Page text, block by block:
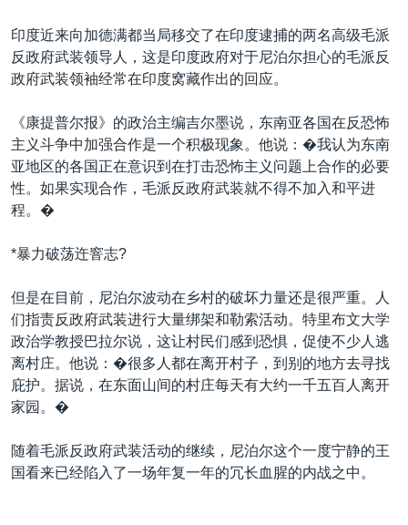
印度近来向加德满都当局移交了在印度逮捕的两名高级毛派
反政府武装领导人，这是印度政府对于尼泊尔担心的毛派反
政府武装领袖经常在印度窝藏作出的回应。
《康提普尔报》的政治主编吉尔墨说，东南亚各国在反恐怖
主义斗争中加强合作是一个积极现象。他说：�我认为东南
亚地区的各国正在意识到在打击恐怖主义问题上合作的必要
性。如果实现合作，毛派反政府武装就不得不加入和平进
程。�
*暴力破荡迕窨志?
但是在目前，尼泊尔波动在乡村的破坏力量还是很严重。人
们指责反政府武装进行大量绑架和勒索活动。特里布文大学
政治学教授巴拉尔说，这让村民们感到恐惧，促使不少人逃
离村庄。他说：�很多人都在离开村子，到别的地方去寻找
庇护。据说，在东面山间的村庄每天有大约一千五百人离开
家园。�
随着毛派反政府武装活动的继续，尼泊尔这个一度宁静的王
国看来已经陷入了一场年复一年的冗长血腥的内战之中。